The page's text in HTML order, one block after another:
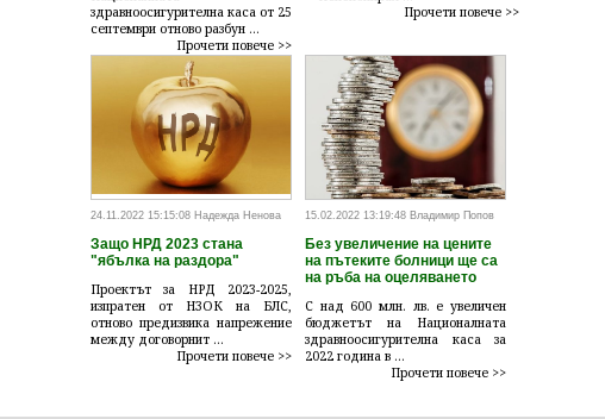
здравноосигурителна каса от 25
септември отново разбун ...
Прочети повече >>
Прочети повече >>
24.11.2022 15:15:08 Надежда Ненова
Защо НРД 2023 стана
"ябълка на раздора"
Проектът за НРД 2023-2025,
изпратен от НЗОК на БЛС,
отново предизвика напрежение
между договорнит ...
Прочети повече >>
15.02.2022 13:19:48 Владимир Попов
Без увеличение на цените
на пътеките болници ще са
на ръба на оцеляването
С над 600 млн. лв. е увеличен
бюджетът на Националната
здравноосигурителна каса за
2022 година в ...
Прочети повече >>